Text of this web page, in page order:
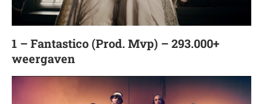
1 – Fantastico (Prod. Mvp) – 293.000+
weergaven